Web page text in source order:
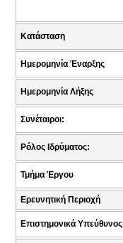
Κατάσταση
Ημερομηνία Έναρξης
Ημερομηνία Λήξης
Συνέταιροι:
Ρόλος Ιδρύματος:
Τμήμα Έργου
Ερευνητική Περιοχή
Επιστημονικά Υπεύθυνος